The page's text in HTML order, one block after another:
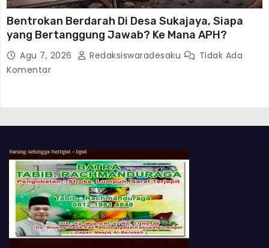
Bentrokan Berdarah Di Desa Sukajaya, Siapa
yang Bertanggung Jawab? Ke Mana APH?
Agu 7, 2026 Redaksiswaradesaku
Tidak Ada
Komentar